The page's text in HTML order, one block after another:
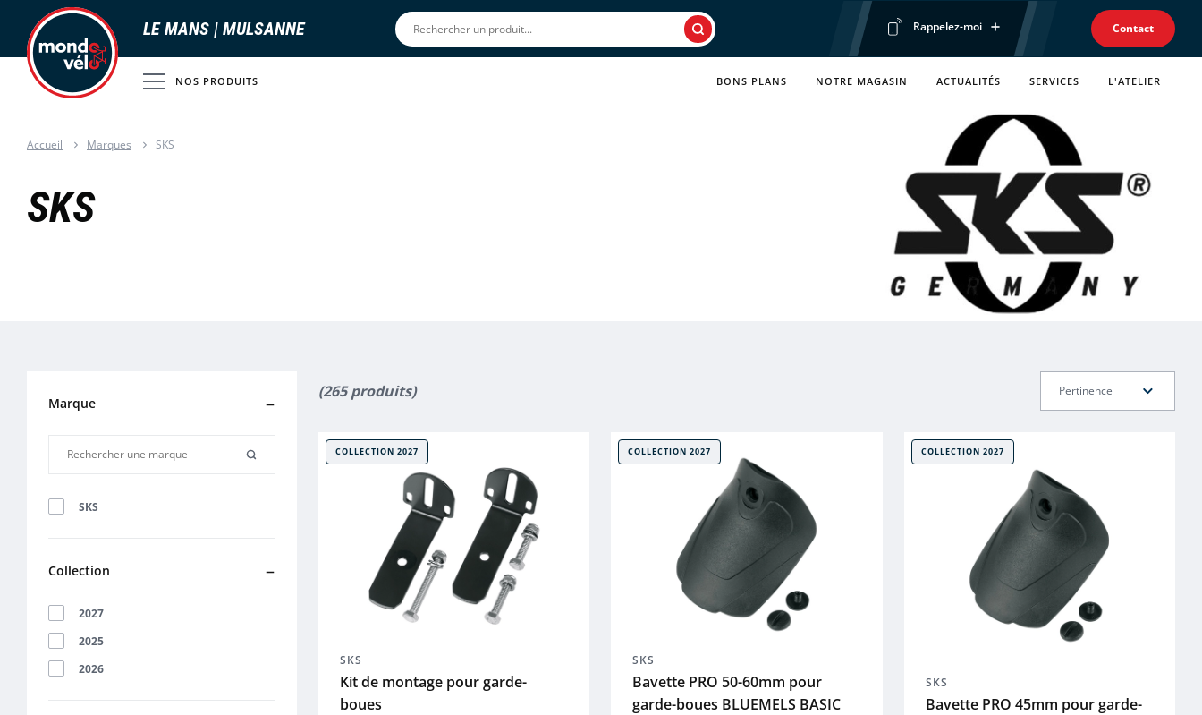
LE MANS | MULSANNE Rechercher
Rappelez-moi
Prénom
Envoyer ma demande
Contact
NOS PRODUITS BONS PLANS NOTRE MAGASIN ACTUALITÉS SERVICES L'ATELIER
Accueil Marques SKS
SKS
Marque
SKS
Collection
2027
2025
2026
(265 produits)
COLLECTION 2027
SKS
Kit de montage pour garde-
boues
COLLECTION 2027
SKS
Bavette PRO 50-60mm pour
garde-boues BLUEMELS BASIC
COLLECTION 2027
SKS
Bavette PRO 45mm pour garde-